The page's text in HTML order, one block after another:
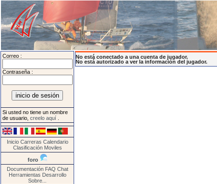
Correo :
Contraseña :
Si usted no tiene un nombre
de usuario, creelo aquí
Inicio Carreras Calendario
Clasificación Moviles
foro
Documentación FAQ Chat
Herramientas Desarrollo
Sobre...
No está conectado a una cuenta de jugador.
No está autorizado a ver la información del jugador.